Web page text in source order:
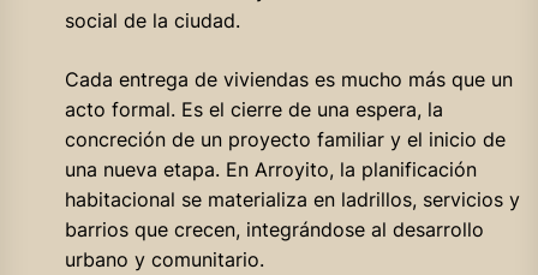
social de la ciudad.
Cada entrega de viviendas es mucho más que un
acto formal. Es el cierre de una espera, la
concreción de un proyecto familiar y el inicio de
una nueva etapa. En Arroyito, la planificación
habitacional se materializa en ladrillos, servicios y
barrios que crecen, integrándose al desarrollo
urbano y comunitario.